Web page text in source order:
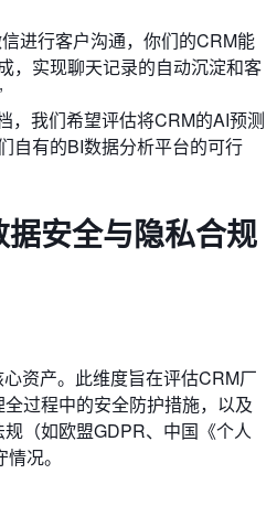
进行客户沟通，你们的CRM能
，实现聊天记录的自动沉淀和客
，我们希望评估将CRM的AI预测
自有的BI数据分析平台的可行
安全与隐私合规
资产。此维度旨在评估CRM厂
过程中的安全防护措施，以及
（如欧盟GDPR、中国《个人
况。